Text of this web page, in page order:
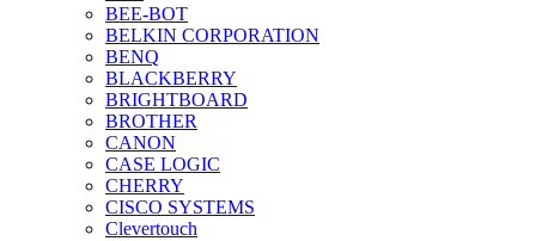
BEE-BOT
BELKIN CORPORATION
BENQ
BLACKBERRY
BRIGHTBOARD
BROTHER
CANON
CASE LOGIC
CHERRY
CISCO SYSTEMS
Clevertouch